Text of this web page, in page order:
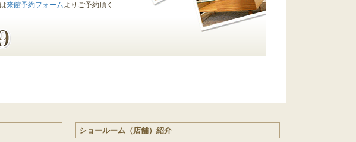
来館予約フォーム よりご予約頂く
ショールーム（店舗）紹介